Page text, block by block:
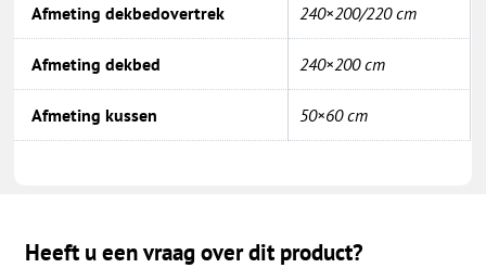
Afmeting dekbedovertrek 240×200/220 cm
Afmeting dekbed 240×200 cm
Afmeting kussen 50×60 cm
Heeft u een vraag over dit product?